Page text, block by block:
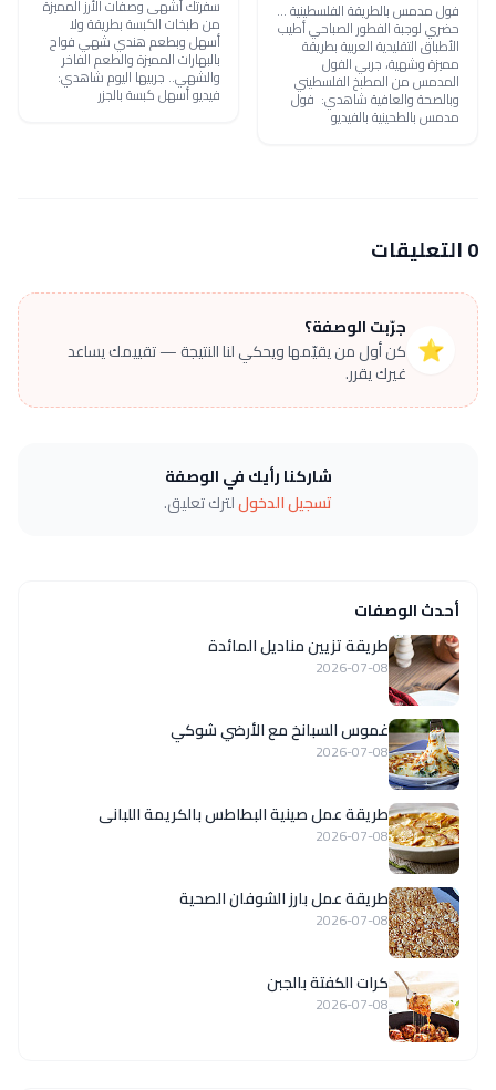
فول مدمس بالطريقة الفلسطينية ...
حضري لوجبة الفطور الصباحي أطيب
الأطباق التقليدية العربية بطريقة
مميزة وشهية، جربي الفول
المدمس من المطبخ الفلسطيني
وبالصحة والعافية شاهدي: فول
مدمس بالطحينية بالفيديو
سفرتك أشهى وصفات الأرز المميزة
من طبخات الكبسة بطريقة ولا
أسهل وبطعم هندي شهي فواح
بالبهارات المميزة والطعم الفاخر
والشهي.. جربيها اليوم شاهدي:
فيديو أسهل كبسة بالجزر
0 التعليقات
⭐
جرّبت الوصفة؟
كن أول من يقيّمها ويحكي لنا النتيجة — تقييمك يساعد
غيرك يقرر.
شاركنا رأيك في الوصفة
تسجيل الدخوللترك تعليق.
أحدث الوصفات
طريقة تزيين مناديل المائدة
2026-07-08
غموس السبانخ مع الأرضي شوكي
2026-07-08
طريقة عمل صينية البطاطس بالكريمة اللبانى
2026-07-08
طريقة عمل بارز الشوفان الصحية
2026-07-08
كرات الكفتة بالجبن
2026-07-08